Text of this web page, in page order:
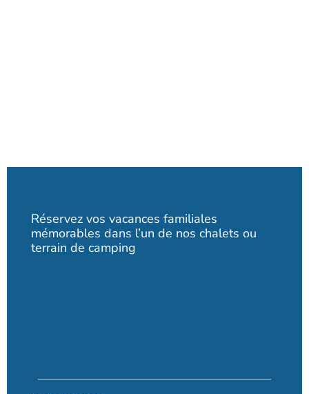
Réservez vos vacances familiales
mémorables dans l’un de nos chalets ou
terrain de camping